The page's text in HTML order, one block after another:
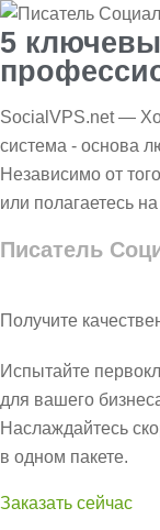
5
SocialVPS.net —
система - основа
Независимо от
или полагаетесь на
Писатель
Получите
Испытайте
для вашего
Наслаждайтесь
в одном пакете.
Заказать сейчас